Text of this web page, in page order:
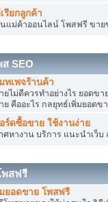
รียกลูกค้า
แม่ค้าออนไลน์ โพสฟรี ขายข
SEO
ทเพจร้านค้า
ยไม่ดีควรทำอย่างไร ยอดข
ย คืออะไร กลยุทธ์เพิ่มยอดข
ร์ดซื้อขาย ใช้งานง่าย
ศหางาน บริการ แนะนำเว็บ
พสฟรี
ยอดขาย โพสฟรี